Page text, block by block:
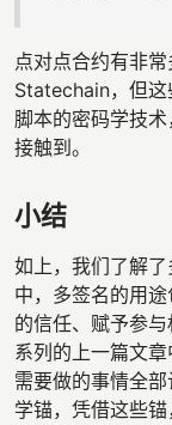
点对点合约有非常
Statechain，但这
脚本的密码学技
接触到。
小结
如上，我们了解
中，多签名的用
的信任、赋予参
系列的上一篇文
需要做的事情全
学锚，凭借这些